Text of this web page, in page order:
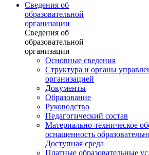
Сведения об
образовательной
организации
Сведения об
образовательной
организации
Основные сведения
Структура и органы
организацией
Документы
Образование
Руководство
Педагогический состав
Материально-техническое
оснащенность
Доступная среда
Платные образовательные